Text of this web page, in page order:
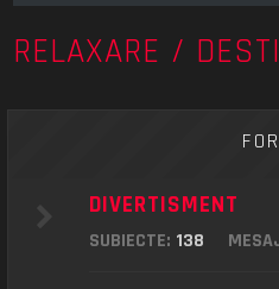
RELAXARE /
DIVERTISMENT
SUBIECTE: 138